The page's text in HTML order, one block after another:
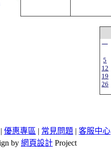
一
5
12
19
26
| 優惠專區 | 常見問題 | 客服中心
by 網頁設計 Project